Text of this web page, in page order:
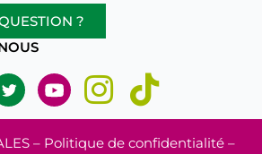
?
– Politique de confidentialité –